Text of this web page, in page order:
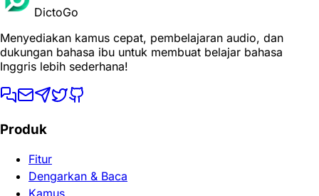
DictoGo
Menyediakan kamus cepat, pembelajaran audio, dan
dukungan bahasa ibu untuk membuat belajar bahasa
Inggris lebih sederhana!
Produk
Fitur
Dengarkan & Baca